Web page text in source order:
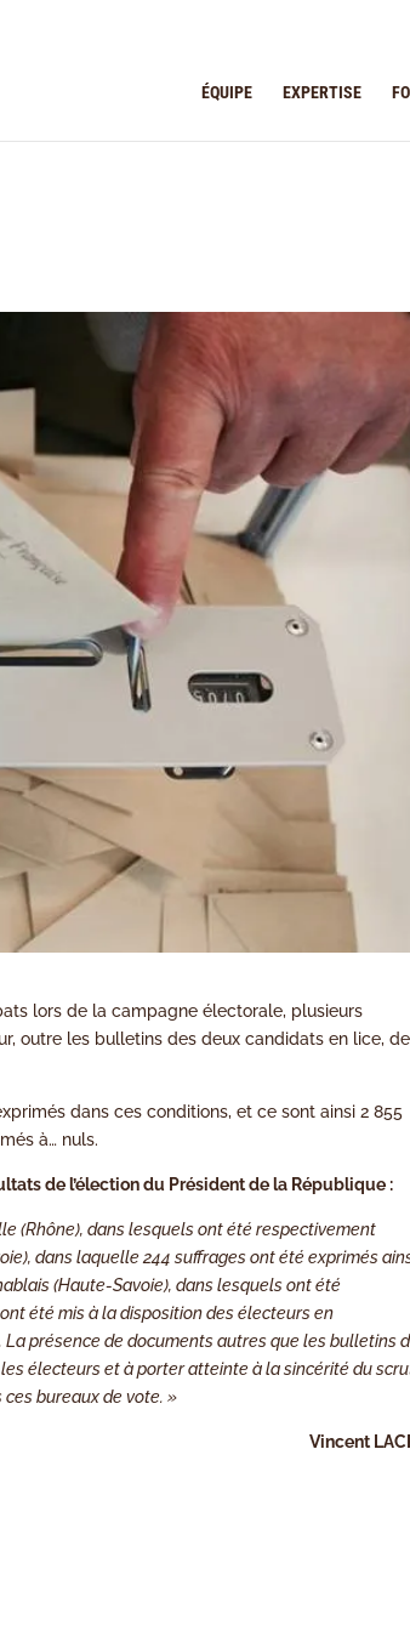
ÉQUIPE EXPERTISE
lors de la campagne électorale, plusieurs
outre les bulletins des deux candidats en lice,
dans ces conditions, et ce sont ainsi 2 855
à… nuls.
de l’élection du Président de la République :
(Rhône), dans lesquels ont été respectivement
dans laquelle 244 suffrages ont été exprimés
(Haute-Savoie), dans lesquels ont été
été mis à la disposition des électeurs en
présence de documents autres que les bulletins
électeurs et à porter atteinte à la sincérité du
ces bureaux de vote. »
Vincent